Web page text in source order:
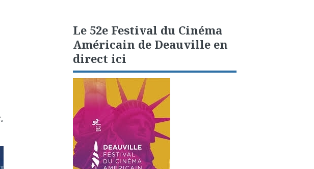
Le 52e Festival du Cinéma
Américain de Deauville en
direct ici